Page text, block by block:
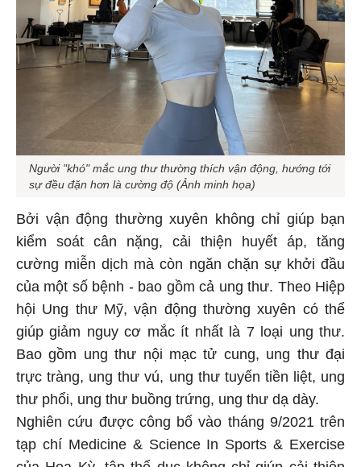
Người "khó" mắc ung thư thường thích vận động, hướng tới
sự đều đặn hơn là cường độ (Ảnh minh họa)
Bởi vận động thường xuyên không chỉ giúp bạn
kiểm soát cân nặng, cải thiện huyết áp, tăng
cường miễn dịch mà còn ngăn chặn sự khởi đầu
của một số bệnh - bao gồm cả ung thư. Theo Hiệp
hội Ung thư Mỹ, vận động thường xuyên có thể
giúp giảm nguy cơ mắc ít nhất là 7 loại ung thư.
Bao gồm ung thư nội mạc tử cung, ung thư đại
trực tràng, ung thư vú, ung thư tuyến tiền liệt, ung
thư phổi, ung thư buồng trứng, ung thư dạ dày.
Nghiên cứu được công bố vào tháng 9/2021 trên
tạp chí Medicine & Science In Sports & Exercise